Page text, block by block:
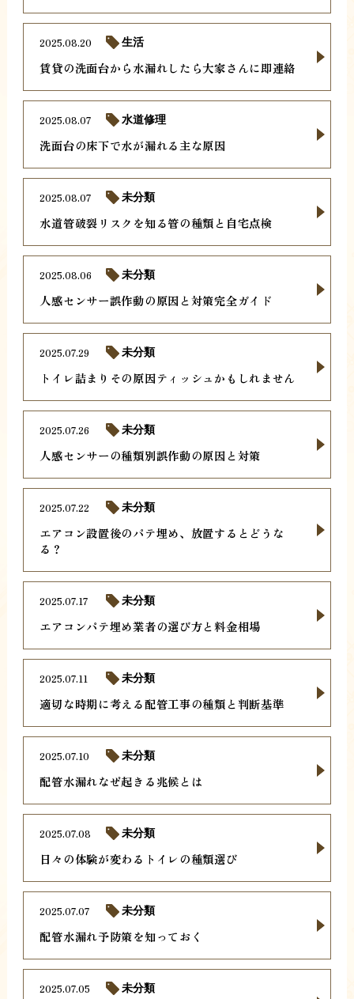
賃貸の洗面台から水漏れしたら大家さんに即連絡
2025.08.20 生活
洗面台の床下で水が漏れる主な原因
2025.08.07 水道修理
水道管破裂リスクを知る管の種類と自宅点検
2025.08.07 未分類
人感センサー誤作動の原因と対策完全ガイド
2025.08.06 未分類
トイレ詰まりその原因ティッシュかもしれません
2025.07.29 未分類
人感センサーの種類別誤作動の原因と対策
2025.07.26 未分類
エアコン設置後のパテ埋め、放置するとどうな
る？
2025.07.22 未分類
エアコンパテ埋め業者の選び方と料金相場
2025.07.17 未分類
適切な時期に考える配管工事の種類と判断基準
2025.07.11 未分類
配管水漏れなぜ起きる兆候とは
2025.07.10 未分類
日々の体験が変わるトイレの種類選び
2025.07.08 未分類
配管水漏れ予防策を知っておく
2025.07.07 未分類
2025.07.05 未分類